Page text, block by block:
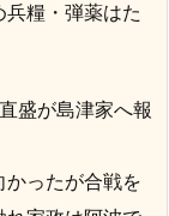
糧・弾薬はた
盛が島津家へ報
かったが合戦を